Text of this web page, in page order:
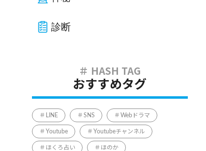
診断
おすすめタグ
LINE SNS Webドラマ
Youtube Youtubeチャンネル
ほくろ占い ほのか